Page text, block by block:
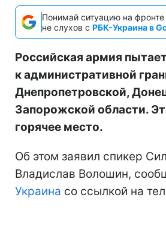
Понимай ситуацию на фронте
не слухов с РБК-Украина в
Российская армия
к административной
Днепропетровской,
Запорожской области.
горячее место.
Об этом заявил спикер
Владислав Волошин,
Украина со ссылкой на